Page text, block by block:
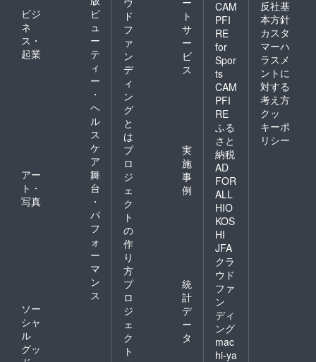
ビジ
ネ
ス・
起業
ビ
ュ
ー
テ
ィ
ー
・
ヘ
ル
ス
ケ
ア
アー
ト・
写真
舞
台
・
パ
フ
ォ
ー
マ
ン
ス
ソー
シャ
ル
グッ
ド
フ
ァ
ン
デ
ィ
ン
グ
と
は
ト
サ
ー
ビ
ス
プ
ロ
ジ
ェ
ク
ト
の
作
り
方
実
施
事
例
プ
ロ
ジ
ェ
ク
ト
統
計
デ
ー
タ
CAM
PFI
RE
for
Spor
ts
CAM
PFI
RE
ふる
さと
納税
AD
FOR
ALL
HIO
KOS
HI
JFA
クラ
ウド
ファ
ン
ディ
ング
mac
hi-ya
反社基
本方針
カスタ
マーハ
ラスメ
ントに
対する
考え方
クッ
キーポ
リシー